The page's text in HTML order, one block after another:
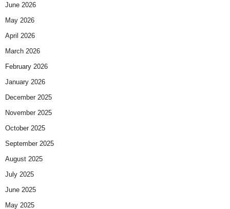
June 2026
May 2026
April 2026
March 2026
February 2026
January 2026
December 2025
November 2025
October 2025
September 2025
August 2025
July 2025
June 2025
May 2025